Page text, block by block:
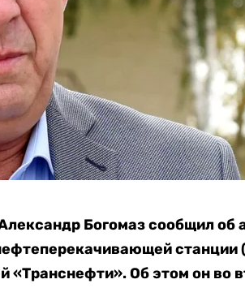
Богомаз сообщил об
станции
Об этом он во